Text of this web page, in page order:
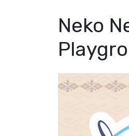
Neko